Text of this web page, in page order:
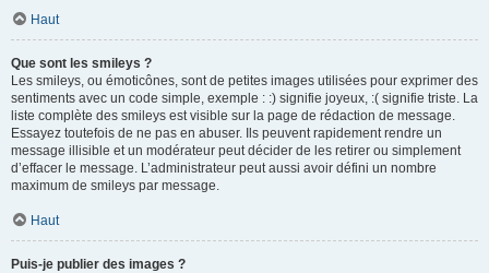
Haut
Que sont les smileys ?
Les smileys, ou émoticônes, sont de petites images utilisées pour exprimer des
sentiments avec un code simple, exemple : :) signifie joyeux, :( signifie triste. La
liste complète des smileys est visible sur la page de rédaction de message.
Essayez toutefois de ne pas en abuser. Ils peuvent rapidement rendre un
message illisible et un modérateur peut décider de les retirer ou simplement
d’effacer le message. L’administrateur peut aussi avoir défini un nombre
maximum de smileys par message.
Haut
Puis-je publier des images ?